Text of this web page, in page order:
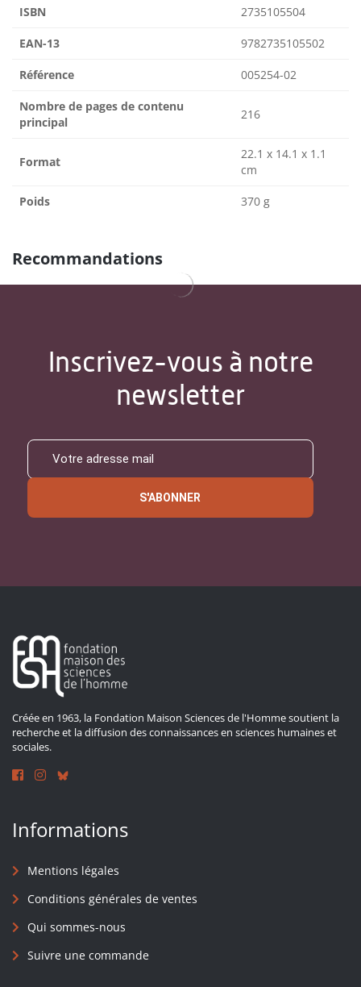
ISBN 2735105504
EAN-13 9782735105502
Référence 005254-02
Nombre de pages de contenu
principal
216
Format
22.1 x 14.1 x 1.1
cm
Poids 370 g
Recommandations
Inscrivez-vous à notre
newsletter
S'ABONNER
Créée en 1963, la Fondation Maison Sciences de l'Homme soutient la
recherche et la diffusion des connaissances en sciences humaines et
sociales.
Informations
Mentions légales
Conditions générales de ventes
Qui sommes-nous
Suivre une commande